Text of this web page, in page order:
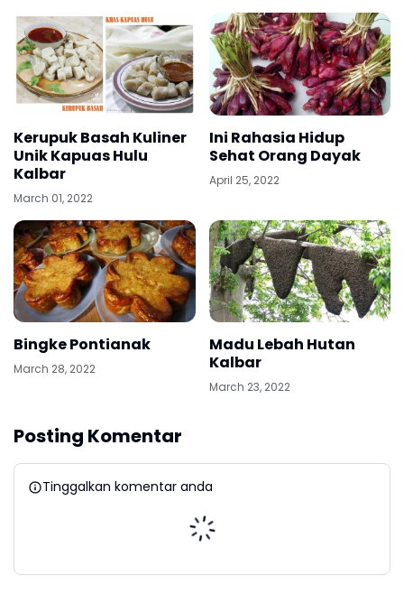
Kerupuk Basah Kuliner
Unik Kapuas Hulu
Kalbar
March 01, 2022
Ini Rahasia Hidup
Sehat Orang Dayak
April 25, 2022
Bingke Pontianak
March 28, 2022
Madu Lebah Hutan
Kalbar
March 23, 2022
Posting Komentar
Tinggalkan komentar anda